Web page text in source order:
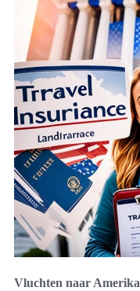
Vluchten naar Amerika